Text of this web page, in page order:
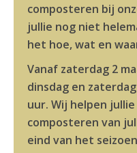
composteren bij
jullie nog niet
het hoe, wat en
Vanaf zaterdag 2
dinsdag en
uur. Wij helpen
composteren van
eind van het